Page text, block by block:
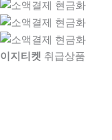
이지티켓 취급상품